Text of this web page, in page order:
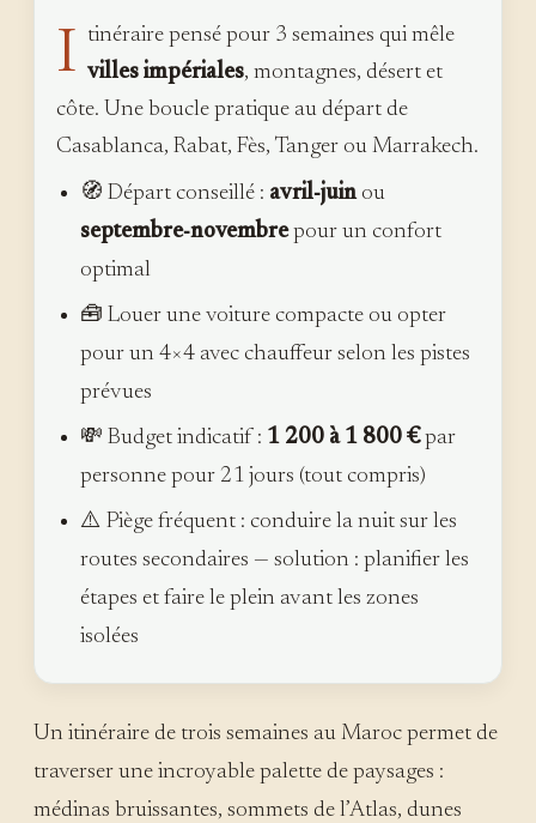
I tinéraire pensé pour 3 semaines qui mêle
villes impériales, montagnes, désert et
côte. Une boucle pratique au départ de
Casablanca, Rabat, Fès, Tanger ou Marrakech.
🧭 Départ conseillé : avril‑juinou
septembre‑novembrepour un confort
optimal
🧰 Louer une voiture compacte ou opter
pour un 4×4 avec chauffeur selon les pistes
prévues
💸 Budget indicatif : 1 200 à 1 800 €par
personne pour 21 jours (tout compris)
⚠️ Piège fréquent : conduire la nuit sur les
routes secondaires — solution : planifier les
étapes et faire le plein avant les zones
isolées
Un itinéraire de trois semaines au Maroc permet de
traverser une incroyable palette de paysages :
médinas bruissantes, sommets de l’Atlas, dunes